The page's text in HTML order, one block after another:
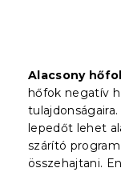
Alacsony
hőfok negatív
lepedőt lehet
szárító
összehajtani.